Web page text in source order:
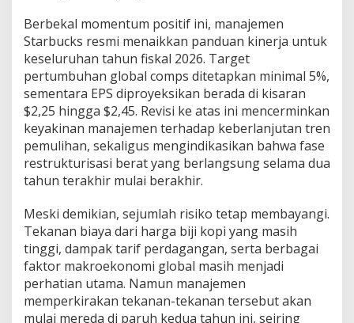
$
S
B
U
X
?
Berbekal momentum positif ini, manajemen
Starbucks resmi menaikkan panduan kinerja untuk
keseluruhan tahun fiskal 2026. Target
pertumbuhan global comps ditetapkan minimal 5%,
sementara EPS diproyeksikan berada di kisaran
$2,25 hingga $2,45. Revisi ke atas ini mencerminkan
keyakinan manajemen terhadap keberlanjutan tren
pemulihan, sekaligus mengindikasikan bahwa fase
restrukturisasi berat yang berlangsung selama dua
tahun terakhir mulai berakhir.
Meski demikian, sejumlah risiko tetap membayangi.
Tekanan biaya dari harga biji kopi yang masih
tinggi, dampak tarif perdagangan, serta berbagai
faktor makroekonomi global masih menjadi
perhatian utama. Namun manajemen
memperkirakan tekanan-tekanan tersebut akan
mulai mereda di paruh kedua tahun ini, seiring